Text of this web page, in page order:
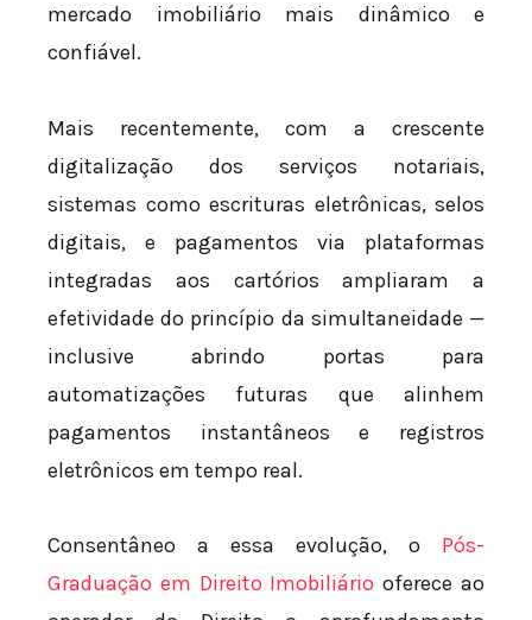
mercado imobiliário mais dinâmico e
confiável.
Mais recentemente, com a crescente
digitalização dos serviços notariais,
sistemas como escrituras eletrônicas, selos
digitais, e pagamentos via plataformas
integradas aos cartórios ampliaram a
efetividade do princípio da simultaneidade —
inclusive abrindo portas para
automatizações futuras que alinhem
pagamentos instantâneos e registros
eletrônicos em tempo real.
Consentâneo a essa evolução, o Pós-
Graduação em Direito Imobiliário oferece ao